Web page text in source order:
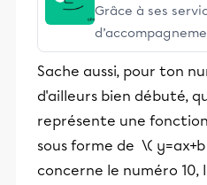
Grâce à ses
stimulants,
et leurs parents
éducative.
Sache aussi, pour ton
d'ailleurs bien débuté,
représente une
sous forme de \(
concerne le numéro 10,